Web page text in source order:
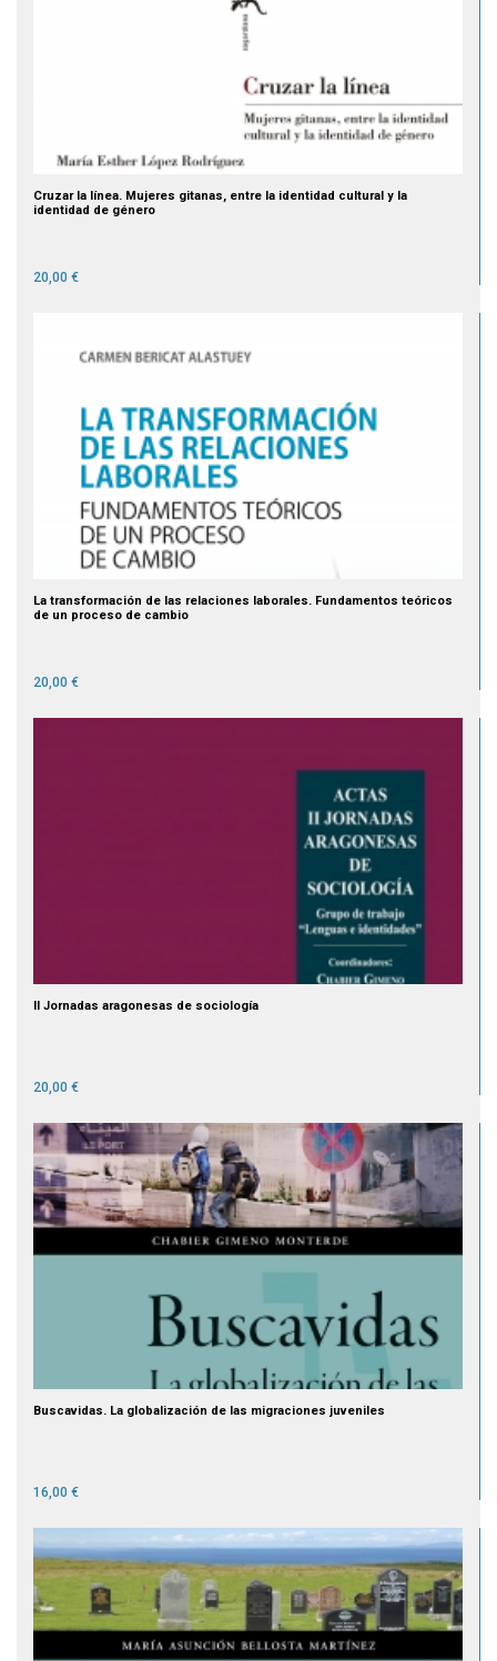
Cruzar la línea. Mujeres gitanas, entre la identidad cultural y la
identidad de género
20,00 €
La transformación de las relaciones laborales. Fundamentos teóricos
de un proceso de cambio
20,00 €
II Jornadas aragonesas de sociología
20,00 €
Buscavidas. La globalización de las migraciones juveniles
16,00 €